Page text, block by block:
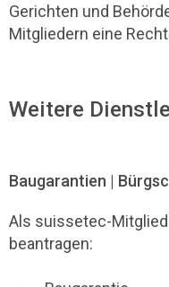
Gerichten und
Mitgliedern eine
Weitere
Baugarantien |
Als suissetec-
beantragen: